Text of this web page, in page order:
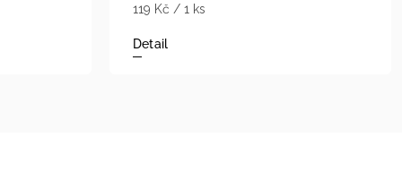
119 Kč / 1 ks
Detail